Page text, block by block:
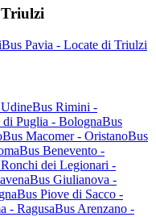
Bus Pavia - Locate di Triulzi
Bus Rimini -
di Puglia - BolognaBus
Bus Macomer - OristanoBus
Bus Benevento -
dei Legionari -
Bus Giulianova -
Bus Piove di Sacco -
- RagusaBus Arenzano -